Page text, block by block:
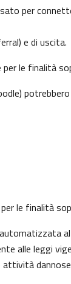
per
e di uscita.
le finalità
le finalità
alle leggi
attività